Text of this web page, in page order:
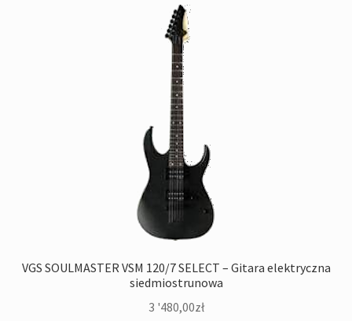
VGS SOULMASTER VSM 120/7 SELECT – Gitara elektryczna
siedmiostrunowa
3 '480,00zł